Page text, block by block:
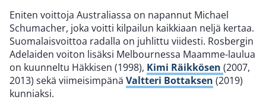
Eniten voittoja Australiassa on napannut Michael
Schumacher, joka voitti kilpailun kaikkiaan neljä kertaa.
Suomalaisvoittoa radalla on juhlittu viidesti. Rosbergin
Adelaiden voiton lisäksi Melbournessa Maamme-laulua
on kuunneltu Häkkisen (1998), Kimi Räikkösen (2007,
2013) sekä viimeisimpänä Valtteri Bottaksen (2019)
kunniaksi.